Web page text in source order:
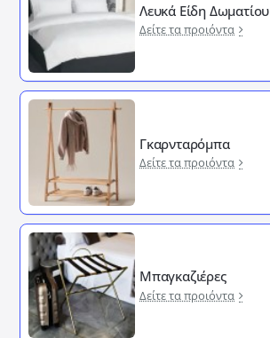
Λευκά Είδη Δωματίου
Δείτε τα προιόντα
Γκαρνταρόμπα
Δείτε τα προιόντα
Μπαγκαζιέρες
Δείτε τα προιόντα